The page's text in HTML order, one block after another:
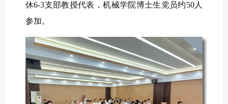
休6-3支部教授代表，机械学院博士生党员约50人
参加。